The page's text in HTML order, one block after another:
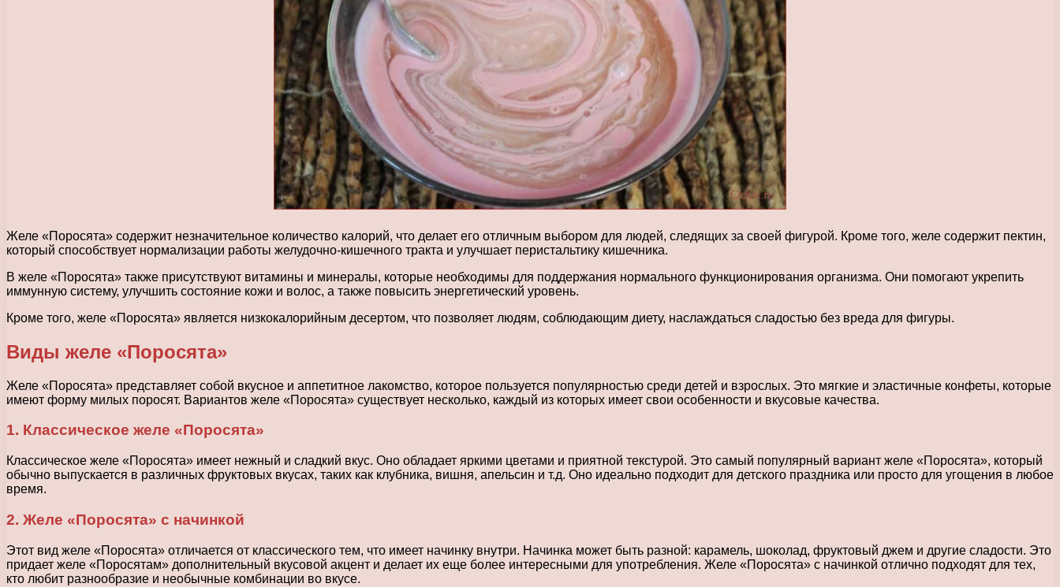
Желе «Поросята» содержит незначительное количество калорий, что делает его отличным выбором для людей, следящих за своей фигурой. Кроме того, желе содержит пектин,
который способствует нормализации работы желудочно-кишечного тракта и улучшает перистальтику кишечника.
В желе «Поросята» также присутствуют витамины и минералы, которые необходимы для поддержания нормального функционирования организма. Они помогают укрепить
иммунную систему, улучшить состояние кожи и волос, а также повысить энергетический уровень.
Кроме того, желе «Поросята» является низкокалорийным десертом, что позволяет людям, соблюдающим диету, наслаждаться сладостью без вреда для фигуры.
Виды желе «Поросята»
Желе «Поросята» представляет собой вкусное и аппетитное лакомство, которое пользуется популярностью среди детей и взрослых. Это мягкие и эластичные конфеты, которые
имеют форму милых поросят. Вариантов желе «Поросята» существует несколько, каждый из которых имеет свои особенности и вкусовые качества.
1. Классическое желе «Поросята»
Классическое желе «Поросята» имеет нежный и сладкий вкус. Оно обладает яркими цветами и приятной текстурой. Это самый популярный вариант желе «Поросята», который
обычно выпускается в различных фруктовых вкусах, таких как клубника, вишня, апельсин и т.д. Оно идеально подходит для детского праздника или просто для угощения в любое
время.
2. Желе «Поросята» с начинкой
Этот вид желе «Поросята» отличается от классического тем, что имеет начинку внутри. Начинка может быть разной: карамель, шоколад, фруктовый джем и другие сладости. Это
придает желе «Поросятам» дополнительный вкусовой акцент и делает их еще более интересными для употребления. Желе «Поросята» с начинкой отлично подходят для тех,
кто любит разнообразие и необычные комбинации во вкусе.